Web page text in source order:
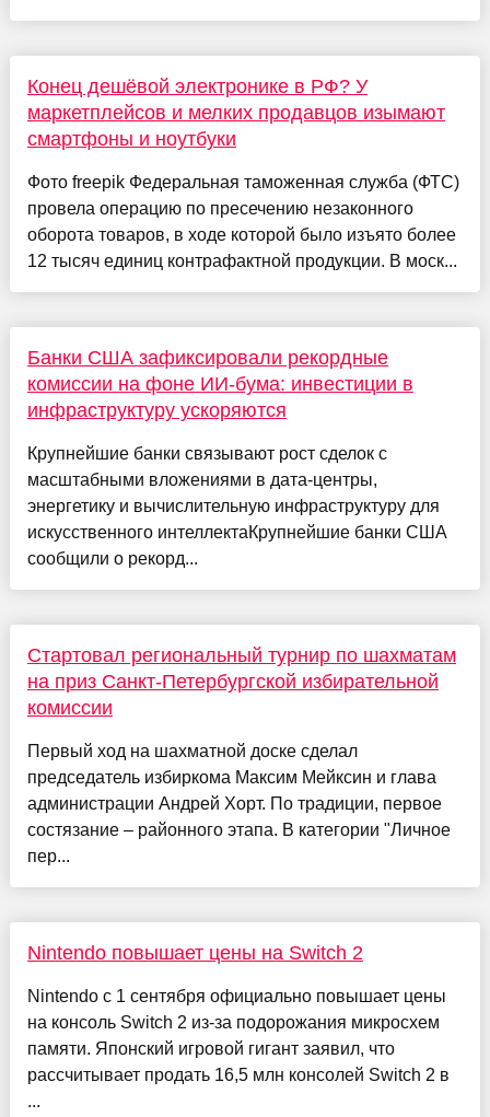
Конец дешёвой электронике в РФ? У
маркетплейсов и мелких продавцов изымают
смартфоны и ноутбуки
Фото freepik Федеральная таможенная служба (ФТС)
провела операцию по пресечению незаконного
оборота товаров, в ходе которой было изъято более
12 тысяч единиц контрафактной продукции. В моск...
Банки США зафиксировали рекордные
комиссии на фоне ИИ-бумa: инвестиции в
инфраструктуру ускоряются
Крупнейшие банки связывают рост сделок с
масштабными вложениями в дата-центры,
энергетику и вычислительную инфраструктуру для
искусственного интеллектаКрупнейшие банки США
сообщили о рекорд...
Стартовал региональный турнир по шахматам
на приз Санкт-Петербургской избирательной
комиссии
Первый ход на шахматной доске сделал
председатель избиркома Максим Мейксин и глава
администрации Андрей Хорт. По традиции, первое
состязание – районного этапа. В категории "Личное
пер...
Nintendo повышает цены на Switch 2
Nintendo с 1 сентября официально повышает цены
на консоль Switch 2 из-за подорожания микросхем
памяти. Японский игровой гигант заявил, что
рассчитывает продать 16,5 млн консолей Switch 2 в
...